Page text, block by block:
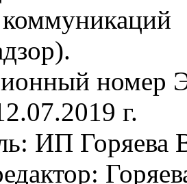
г.
ИП Горяева